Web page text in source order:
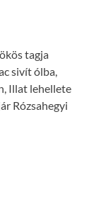
tagja
sivít ólba,
Illat lehellete
Rózsahegyi